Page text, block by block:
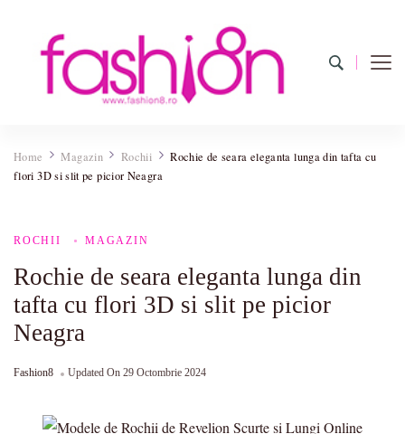
poze cu modele de manichiuri!❤️
Home Magazin Rochii
Rochie de seara eleganta lunga din tafta cu
flori 3D si slit pe picior Neagra
ROCHII MAGAZIN
Rochie de seara eleganta lunga din
tafta cu flori 3D si slit pe picior
Neagra
Fashion8 Updated On 29 Octombrie 2024